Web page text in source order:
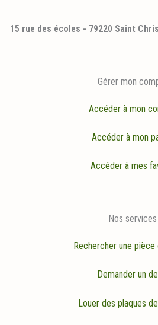
15 rue des écoles - 79220 Saint
Gérer mon
Accéder à mon
Accéder à mon
Accéder à mes
Nos services
Rechercher une pièce
Demander un
Louer des plaques